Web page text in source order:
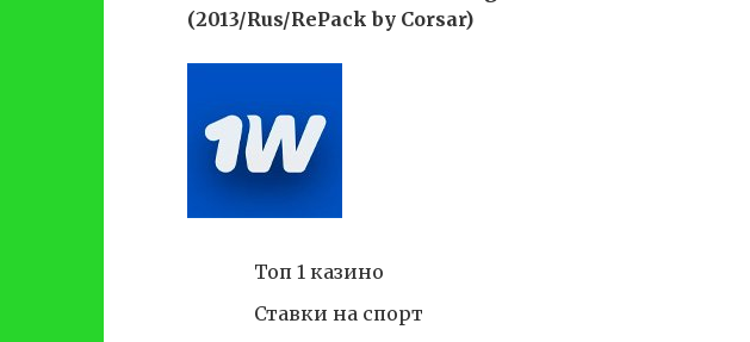
(2013/Rus/RePack by Corsar)
Топ 1 казино
Ставки на спорт